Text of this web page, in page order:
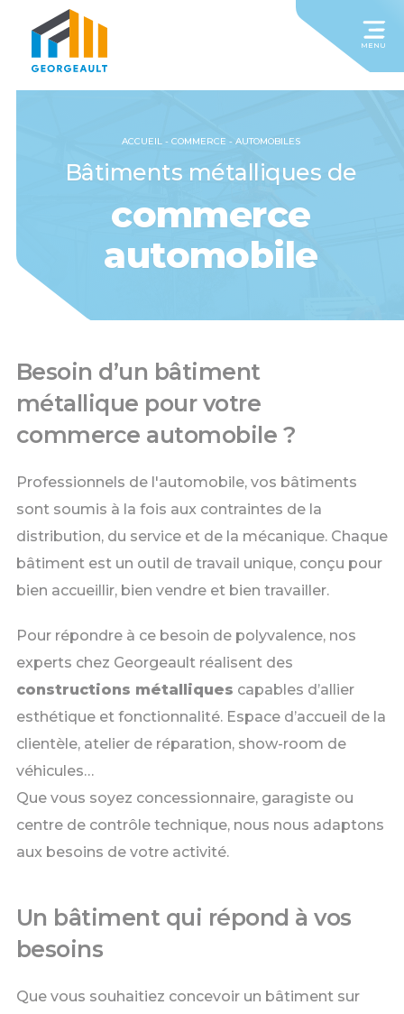
MENU
ACCUEIL- COMMERCE - AUTOMOBILES
Bâtiments métalliques de
commerce
automobile
Besoin d’un bâtiment
métallique pour votre
commerce automobile ?
Professionnels de l'automobile, vos bâtiments
sont soumis à la fois aux contraintes de la
distribution, du service et de la mécanique. Chaque
bâtiment est un outil de travail unique, conçu pour
bien accueillir, bien vendre et bien travailler.
Pour répondre à ce besoin de polyvalence, nos
experts chez Georgeault réalisent des
constructions métalliques capables d’allier
esthétique et fonctionnalité. Espace d’accueil de la
clientèle, atelier de réparation, show-room de
véhicules…
Que vous soyez concessionnaire, garagiste ou
centre de contrôle technique, nous nous adaptons
aux besoins de votre activité.
Un bâtiment qui répond à vos
besoins
Que vous souhaitiez concevoir un bâtiment sur